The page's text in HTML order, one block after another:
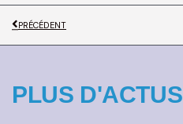
PRÉCÉDENT
PLUS D'ACTUS